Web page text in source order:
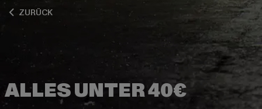
ZURÜCK